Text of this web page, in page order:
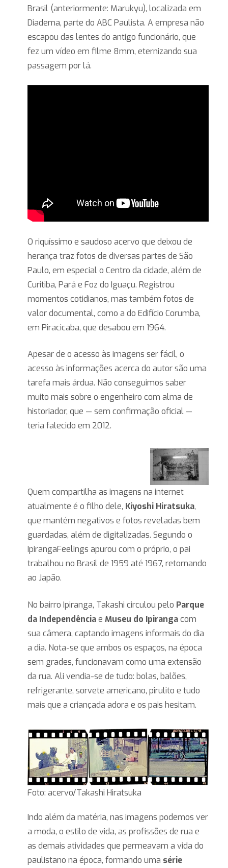
Brasil (anteriormente: Marukyu), localizada em
Diadema, parte do ABC Paulista. A empresa não
escapou das lentes do antigo funcionário, que
fez um vídeo em filme 8mm, eternizando sua
passagem por lá.
O riquíssimo e saudoso acervo que deixou de
herança traz fotos de diversas partes de São
Paulo, em especial o Centro da cidade, além de
Curitiba, Pará e Foz do Iguaçu. Registrou
momentos cotidianos, mas também fotos de
valor documental, como a do Edifício Corumba,
em Piracicaba, que desabou em 1964.
Apesar de o acesso às imagens ser fácil, o
acesso às informações acerca do autor são uma
tarefa mais árdua. Não conseguimos saber
muito mais sobre o engenheiro com alma de
historiador, que — sem confirmação oficial —
teria falecido em 2012.
Quem compartilha as imagens na internet
atualmente é o filho dele, Kiyoshi Hiratsuka,
que mantém negativos e fotos reveladas bem
guardadas, além de digitalizadas. Segundo o
IpirangaFeelings apurou com o próprio, o pai
trabalhou no Brasil de 1959 até 1967, retornando
ao Japão.
No bairro Ipiranga, Takashi circulou pelo Parque
da Independênciae Museu do Ipirangacom
sua câmera, captando imagens informais do dia
a dia. Nota-se que ambos os espaços, na época
sem grades, funcionavam como uma extensão
da rua. Ali vendia-se de tudo: bolas, balões,
refrigerante, sorvete americano, pirulito e tudo
mais que a criançada adora e os pais hesitam.
Foto: acervo/Takashi Hiratsuka
Indo além da matéria, nas imagens podemos ver
a moda, o estilo de vida, as profissões de rua e
as demais atividades que permeavam a vida do
paulistano na época, formando uma série